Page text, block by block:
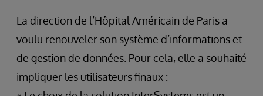
La direction de l’Hôpital Américain de Paris a
voulu renouveler son système d’informations et
de gestion de données. Pour cela, elle a souhaité
impliquer les utilisateurs finaux :